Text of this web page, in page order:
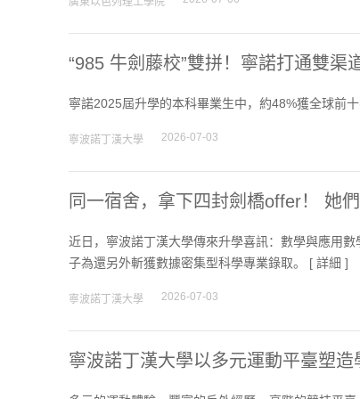
“985 牛劍藤校”雙拼！寧諾打通雙渠
寧諾2025屆升學的本科畢業生中，約48%獲全球前
寧波諾丁漢大學 2026-07-03
同一宿舍，拿下四封劍橋offer！ 她
近日，寧波諾丁漢大學傳來升學喜訊：數學與應用
子為還另外斬獲數據密集型科學專業錄取。 [ 詳細 ]
寧波諾丁漢大學 2026-07-03
寧波諾丁漢大學以多元運動平臺塑造